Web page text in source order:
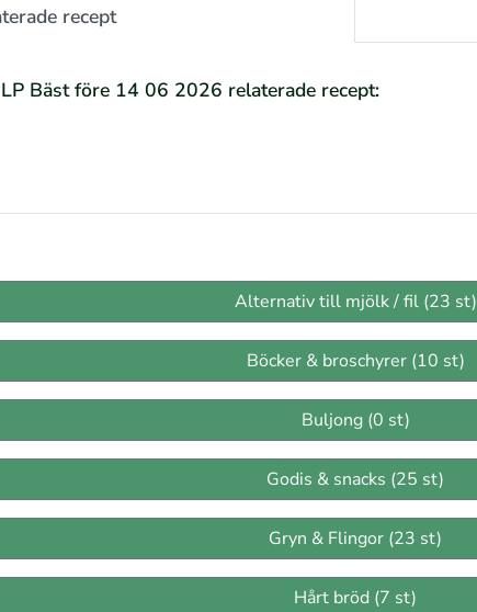
recept
Bäst före 14 06 2026 relaterade recept:
Alternativ till mjölk / fil (23 st)
Böcker & broschyrer (10 st)
Buljong (0 st)
Godis & snacks (25 st)
Gryn & Flingor (23 st)
Hårt bröd (7 st)